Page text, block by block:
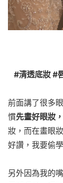
#清透底妝 #
前面講了很多
慣先畫好眼妝
妝，而在畫眼
好讚，我要偷學
另外因為我的